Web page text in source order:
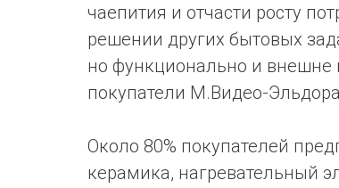
чаепития и отчасти росту
решении других бытовых
но функционально и внешне
покупатели М.Видео-
Около 80% покупателей
керамика, нагревательный